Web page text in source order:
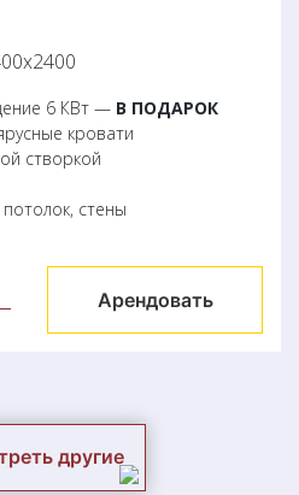
6 КВт — В ПОДАРОК
кровати
створкой
стены
Арендовать
другие